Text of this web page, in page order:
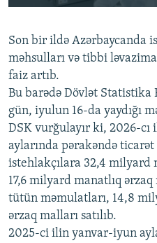
Auto 240p
720p
Son bir ildə Azərbaycanda
məhsulları və tibbi
faiz artıb.
Bu barədə Dövlət
gün, iyulun 16-da yaydığı
DSK vurğulayır ki, 2026-
aylarında pərakəndə ticarət
istehlakçılara 32,4 milyard
17,6 milyard manatlıq
tütün məmulatları, 14,8
ərzaq malları satılıb.
2025-ci ilin yanvar-iyun